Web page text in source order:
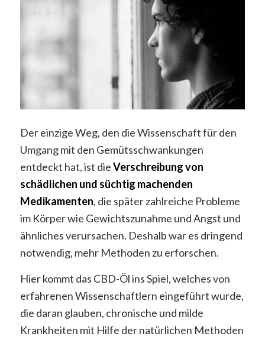
Der einzige Weg, den die Wissenschaft für den
Umgang mit den Gemütsschwankungen
entdeckt hat, ist dieVerschreibung von
schädlichen und süchtig machenden
Medikamenten, die später zahlreiche Probleme
im Körper wie Gewichtszunahme und Angst und
ähnliches verursachen. Deshalb war es dringend
notwendig, mehr Methoden zu erforschen.
Hier kommt das CBD-Öl ins Spiel, welches von
erfahrenen Wissenschaftlern eingeführt wurde,
die daran glauben, chronische und milde
Krankheiten mit Hilfe der natürlichen Methoden